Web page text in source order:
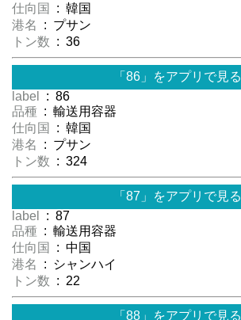
仕向国
: 韓国
港名
: プサン
トン数 : 36
「86」をアプリで見る
label
: 86
品種 : 輸送用容器
仕向国
: 韓国
港名
: プサン
トン数 : 324
「87」をアプリで見る
label
: 87
品種 : 輸送用容器
仕向国
: 中国
港名
: シャンハイ
トン数 : 22
「88」をアプリで見る